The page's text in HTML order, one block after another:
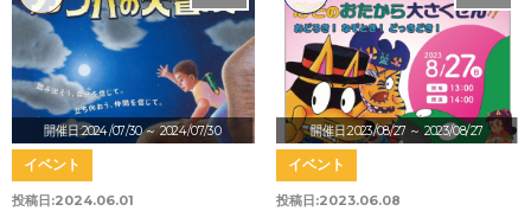
開催日:2024/07/30～ 2024/07/30
投稿日:2024.06.01
イベント
開催日:2023/08/27 ～ 2023/08/27
投稿日:2023.06.08
イベント